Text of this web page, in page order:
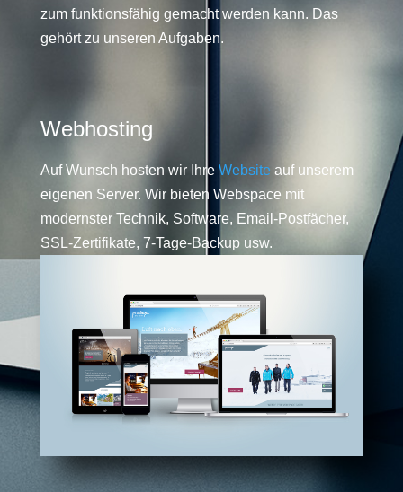
zum funktionsfähig gemacht werden kann. Das
gehört zu unseren Aufgaben.
Webhosting
Auf Wunsch hosten wir Ihre Website auf unserem
eigenen Server. Wir bieten Webspace mit
modernster Technik, Software, Email-Postfächer,
SSL-Zertifikate, 7-Tage-Backup usw.